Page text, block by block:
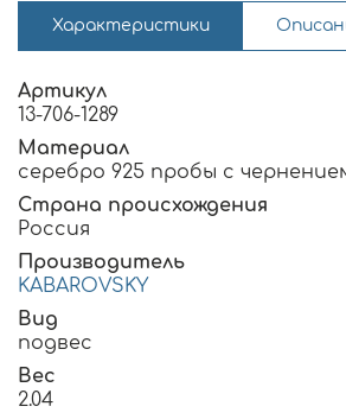
Характеристики
Артикул
13-706-1289
Материал
серебро 925 пробы с
Страна происхождения
Россия
Производитель
KABAROVSKY
Вид
подвес
Вес
2.04